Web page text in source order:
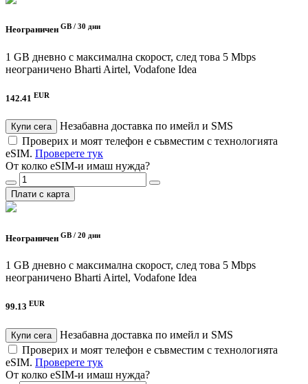
Неограничен GB / 30 дни
1 GB дневно с максимална скорост, след това 5 Mbps
неограничено Bharti Airtel, Vodafone Idea
142.41 EUR
Купи сега
Незабавна доставка по имейл и SMS
Проверих и моят телефон е съвместим с технологията
eSIM. Проверете тук
От колко eSIM-и имаш нужда?
Плати с карта
Неограничен GB / 20 дни
1 GB дневно с максимална скорост, след това 5 Mbps
неограничено Bharti Airtel, Vodafone Idea
99.13 EUR
Купи сега
Незабавна доставка по имейл и SMS
Проверих и моят телефон е съвместим с технологията
eSIM. Проверете тук
От колко eSIM-и имаш нужда?